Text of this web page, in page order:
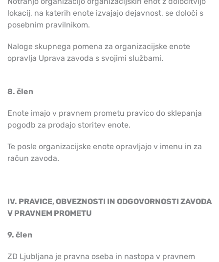
lokacij, na katerih enote izvajajo dejavnost, se določi s
posebnim pravilnikom.
Naloge skupnega pomena za organizacijske enote
opravlja Uprava zavoda s svojimi službami.
8. člen
Enote imajo v pravnem prometu pravico do sklepanja
pogodb za prodajo storitev enote.
Te posle organizacijske enote opravljajo v imenu in za
račun zavoda.
IV. PRAVICE, OBVEZNOSTI IN ODGOVORNOSTI ZAVODA
V PRAVNEM PROMETU
9. člen
ZD Ljubljana je pravna oseba in nastopa v pravnem